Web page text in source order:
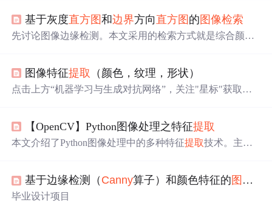
基于灰度直方图和边界方向 直方图 的图像检索
先讨论图像边缘检测。本文采用的检索方式就是综合颜色
特征和形状特征的 图像检索方法，介绍了灰度
界方向直方图等，并以基于灰度直方图和边界方向直方图
旋转、比例和位移不变性，缺点是不能有效地表示图像的
空间信息。实验中采用的图像为原始图像、改变对比度后
的图像、放缩后的图像、旋转后的图像、加噪声后的图像
图像特征提取 （颜色，纹理，形状）
点击上方“机器学习与生成对抗网络”，关注"星标"获取有
1...
【OpenCV】Python图像处理之特征提取
本文介绍了Python图像处理中的多种特征提取技术。主要
点检测（SIFT、SURF、ORB算法 ）；4）深度学习特征提
取（使用预训练CNN模型）；5）形状特征（Hu矩）。文
基于边缘检测（ Canny算子）和颜色特征的 图像检索
毕业设计项目